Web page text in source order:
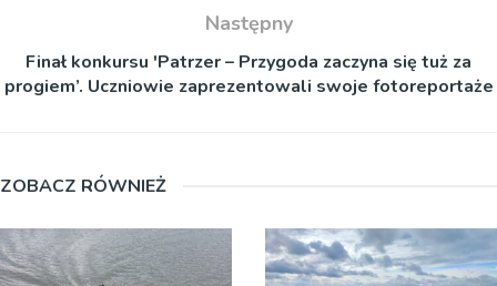
Następny
Finał konkursu 'Patrzer – Przygoda zaczyna się tuż za
progiem’. Uczniowie zaprezentowali swoje fotoreportaże
ZOBACZ RÓWNIEŻ